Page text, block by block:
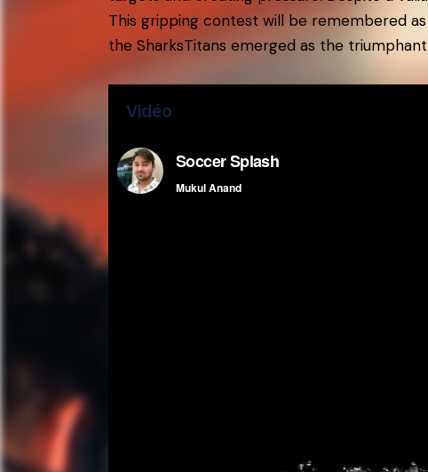
This gripping contest will be remembered
the SharksTitans emerged as the
Vidéo